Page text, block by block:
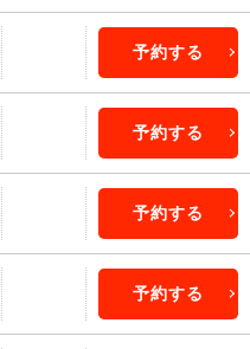
予約する
予約する
予約する
予約する